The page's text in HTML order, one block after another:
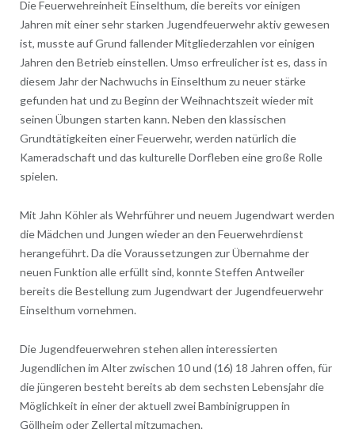
Die Feuerwehreinheit Einselthum, die bereits vor einigen
Jahren mit einer sehr starken Jugendfeuerwehr aktiv gewesen
ist, musste auf Grund fallender Mitgliederzahlen vor einigen
Jahren den Betrieb einstellen. Umso erfreulicher ist es, dass in
diesem Jahr der Nachwuchs in Einselthum zu neuer stärke
gefunden hat und zu Beginn der Weihnachtszeit wieder mit
seinen Übungen starten kann. Neben den klassischen
Grundtätigkeiten einer Feuerwehr, werden natürlich die
Kameradschaft und das kulturelle Dorfleben eine große Rolle
spielen.
Mit Jahn Köhler als Wehrführer und neuem Jugendwart werden
die Mädchen und Jungen wieder an den Feuerwehrdienst
herangeführt. Da die Voraussetzungen zur Übernahme der
neuen Funktion alle erfüllt sind, konnte Steffen Antweiler
bereits die Bestellung zum Jugendwart der Jugendfeuerwehr
Einselthum vornehmen.
Die Jugendfeuerwehren stehen allen interessierten
Jugendlichen im Alter zwischen 10 und (16) 18 Jahren offen, für
die jüngeren besteht bereits ab dem sechsten Lebensjahr die
Möglichkeit in einer der aktuell zwei Bambinigruppen in
Göllheim oder Zellertal mitzumachen.